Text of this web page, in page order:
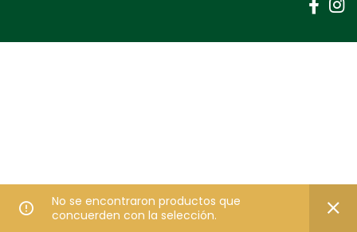
No se encontraron productos que
concuerden con la selección.